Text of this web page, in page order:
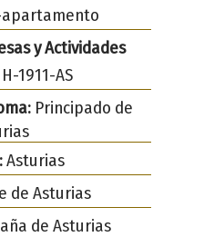
y Actividades
1911-AS
Principado de
Asturias
de Asturias
de Asturias